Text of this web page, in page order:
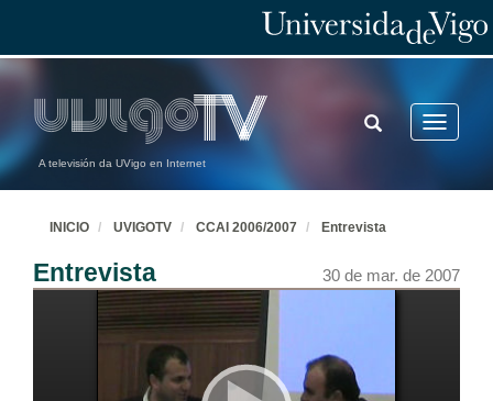
A televisión da UVigo en Internet
Toggle
TOGGLE
SEARCH
INICIO UVIGOTV CCAI 2006/2007 Entrevista
Entrevista 30 de mar. de 2007